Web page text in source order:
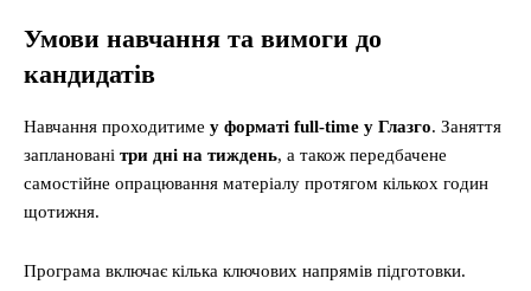
Умови навчання та вимоги до
кандидатів
Навчання проходитиме у форматі full-time у Глазго. Заняття
заплановані три дні на тиждень, а також передбачене
самостійне опрацювання матеріалу протягом кількох годин
щотижня.
Програма включає кілька ключових напрямів підготовки.